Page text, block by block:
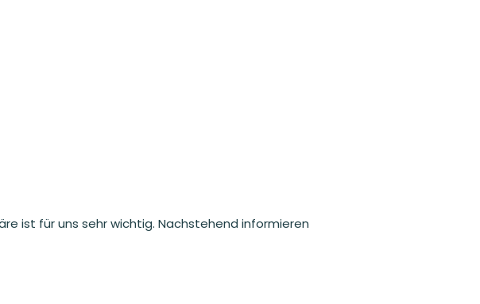
ist für uns sehr wichtig. Nachstehend informieren